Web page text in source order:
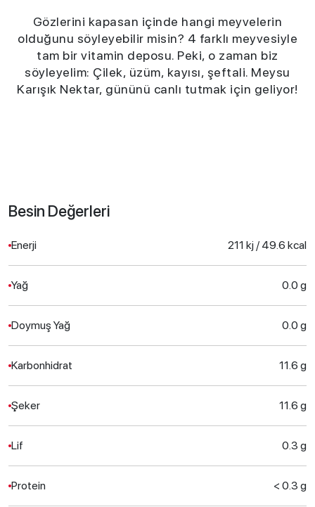
Gözlerini kapasan içinde hangi meyvelerin
olduğunu söyleyebilir misin? 4 farklı meyvesiyle
tam bir vitamin deposu. Peki, o zaman biz
söyleyelim: Çilek, üzüm, kayısı, şeftali. Meysu
Karışık Nektar, gününü canlı tutmak için geliyor!
Besin Değerleri
Enerji 211 kj / 49.6 kcal
Yağ 0.0 g
Doymuş Yağ 0.0 g
Karbonhidrat 11.6 g
Şeker 11.6 g
Lif 0.3 g
Protein < 0.3 g